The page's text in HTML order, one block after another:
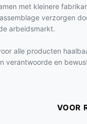
met kleinere
verzorgen
arbeidsmarkt.
alle producten
verantwoorde en
VOOR